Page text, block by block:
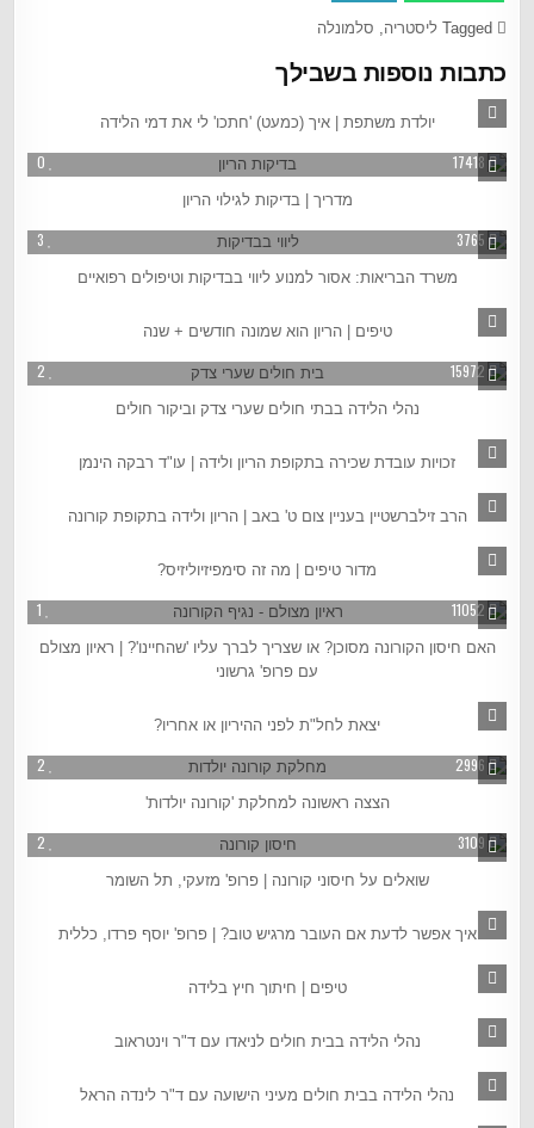
ליסטריה, סלמונלה
כתבות נוספות בשבילך
2298
יולדת משתפת | איך (כמעט) 'חתכו' לי את דמי הלידה
0 17418
מדריך | בדיקות לגילוי הריון
3 3765
משרד הבריאות: אסור למנוע ליווי בבדיקות וטיפולים רפואיים
טיפים | הריון הוא שמונה חודשים + שנה
2 15972
נהלי הלידה בבתי חולים שערי צדק וביקור חולים
זכויות עובדת שכירה בתקופת הריון ולידה | עו"ד רבקה הינמן
הרב זילברשטיין בעניין צום ט' באב | הריון ולידה בתקופת קורונה
מדור טיפים | מה זה סימפיזיוליזיס?
1 11052
האם חיסון הקורונה מסוכן? או שצריך לברך עליו 'שהחיינו'? | ראיון מצולם
עם פרופ' גרשוני
יצאת לחל"ת לפני ההיריון או אחריו?
2 2996
הצצה ראשונה למחלקת 'קורונה יולדות'
2 3109
שואלים על חיסוני קורונה | פרופ' מזעקי, תל השומר
איך אפשר לדעת אם העובר מרגיש טוב? | פרופ' יוסף פרדו, כללית
טיפים | חיתוך חיץ בלידה
נהלי הלידה בבית חולים לניאדו עם ד"ר וינטראוב
נהלי הלידה בבית חולים מעיני הישועה עם ד"ר לינדה הראל